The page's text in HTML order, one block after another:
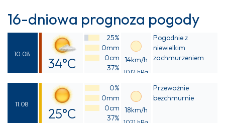
16-dniowa prognoza pogody
10.08
34°C
33°C
25%
0mm
0cm
37%
14km/h
1012 hPa
Pogodnie z
niewielkim
zachmurzeniem
11.08
25°C
0%
0mm
0cm
37%
18km/h
1021 hPa
Przeważnie
bezchmurnie